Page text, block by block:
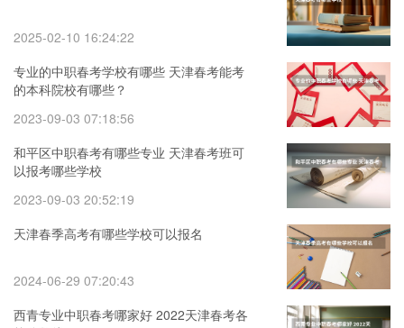
2025-02-10 16:24:22
专业的中职春考学校有哪些 天津春考能考
的本科院校有哪些？
2023-09-03 07:18:56
和平区中职春考有哪些专业 天津春考班可
以报考哪些学校
2023-09-03 20:52:19
天津春季高考有哪些学校可以报名
2024-06-29 07:20:43
西青专业中职春考哪家好 2022天津春考各